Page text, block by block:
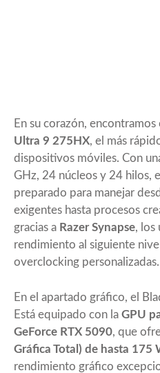
En su corazón, encontramos
Ultra 9 275HX, el más
dispositivos móviles. Con
GHz, 24 núcleos y 24 hilos,
preparado para manejar
exigentes hasta procesos
gracias a Razer Synapse, los
rendimiento al siguiente
overclocking personalizadas.
En el apartado gráfico, el
Está equipado con la GPU
GeForce RTX 5090, que
Gráfica Total) de hasta 175
rendimiento gráfico